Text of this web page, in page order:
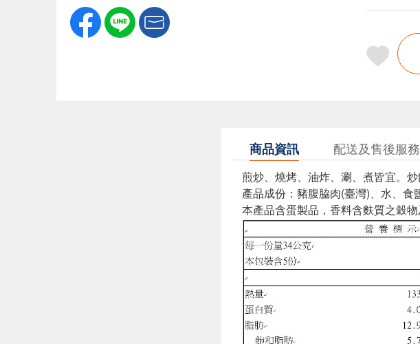
商品資訊 配送及售後服
煎炒、燒烤、油炸、涮、煮皆宜。
產品成份：豬腹脇肉(臺灣)、水、食
本產品含蛋製品，香料含麩質之穀